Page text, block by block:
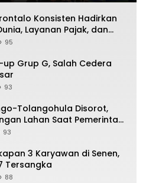
Konsisten Hadirkan
Layanan Pajak, dan
95
up Grup G, Salah Cedera
93
Tolangohula Disorot,
Lahan Saat Pemerintah
Seremonial
93
3 Karyawan di Senen,
Tersangka
88